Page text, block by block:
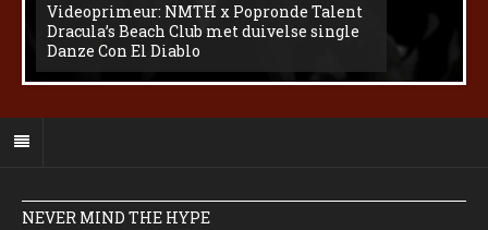
Videoprimeur: NMTH x Popronde Talent
Dracula’s Beach Club met duivelse single
Danze Con El Diablo
NEVER MIND THE HYPE